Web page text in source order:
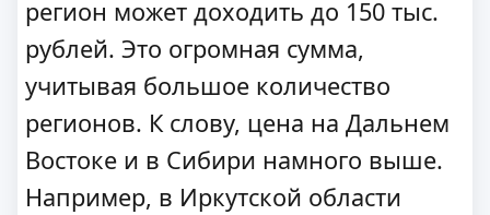
регион может доходить до 150 тыс.
рублей. Это огромная сумма,
учитывая большое количество
регионов. К слову, цена на Дальнем
Востоке и в Сибири намного выше.
Например, в Иркутской области